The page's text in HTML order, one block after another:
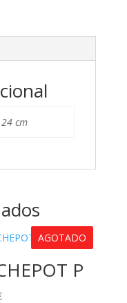
cm
AGOTADO
P